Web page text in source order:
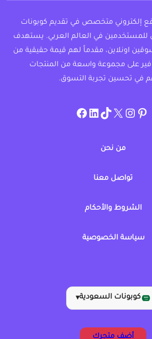
إلكتروني متخصص في تقديم كوبونات
في العالم العربي. يستهدف
اونلاين، مقدماً لهم قيمة حقيقية من
على مجموعة واسعة من المنتجات
في تحسين تجربة التسوق.
pinterest
allcouponat
twitter
TikTok
linkedin
facebook
من نحن
تواصل معنا
الشروط والأحكام
سياسة الخصوصية
كوبونات السعودية▾
أضف متجرك